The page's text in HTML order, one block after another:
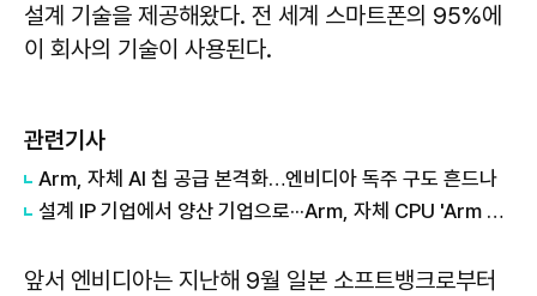
설계 기술을 제공해왔다. 전 세계 스마트폰의 95%에
이 회사의 기술이 사용된다.
관련기사
Arm, 자체 AI 칩 공급 본격화…엔비디아 독주 구도 흔드나
설계 IP 기업에서 양산 기업으로···Arm, 자체 CPU 'Arm AGI' 출시
앞서 엔비디아는 지난해 9월 일본 소프트뱅크로부터